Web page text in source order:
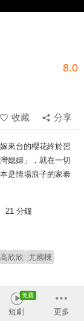
8.0
收藏
分享
來台的櫻花終於習
媳婦」，就在一切
是情場浪子的家泰
21 分鐘
高欣欣
尤國棟
短劇 更多